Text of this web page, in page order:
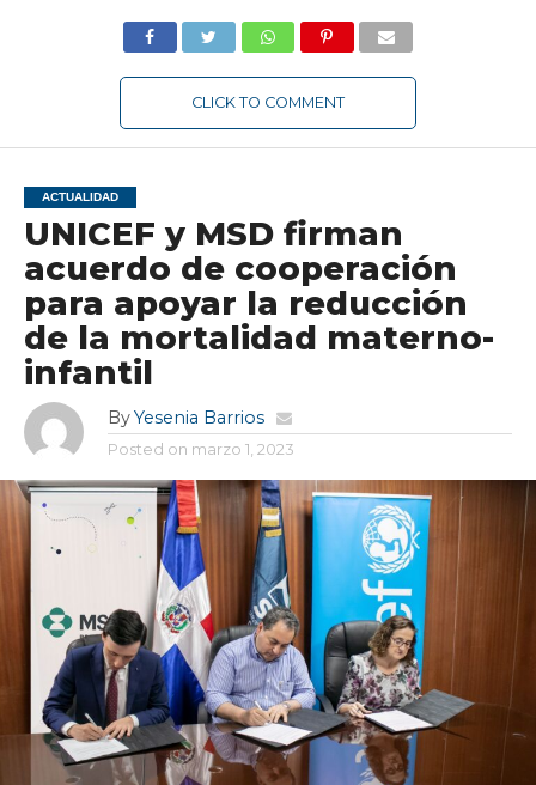
CLICK TO COMMENT
ACTUALIDAD
UNICEF y MSD firman
acuerdo de cooperación
para apoyar la reducción
de la mortalidad materno-
infantil
ByYesenia Barrios
Posted on marzo 1, 2023